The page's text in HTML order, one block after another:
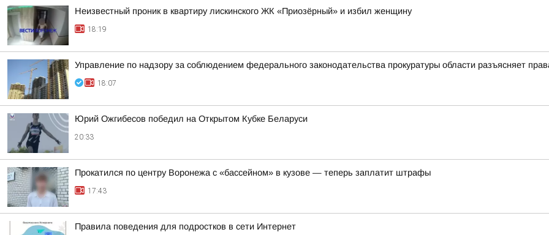
Неизвестный проник в квартиру лискинского ЖК «Приозёрный» и избил женщину
18:19
Управление по надзору за соблюдением федерального законодательства прокуратуры области разъясняет
18:07
Юрий Ожгибесов победил на Открытом Кубке Беларуси
20:33
Прокатился по центру Воронежа с «бассейном» в кузове — теперь заплатит штрафы
17:43
Правила поведения для подростков в сети Интернет